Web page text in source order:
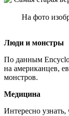
На фото
Люди и монстры
По данным
на американцев,
монстров.
Медицина
Интересно